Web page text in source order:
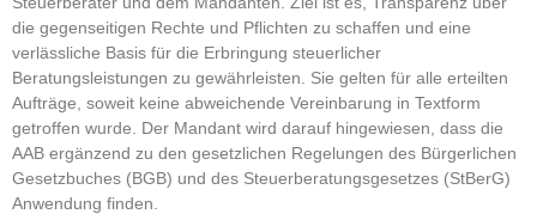
die gegenseitigen Rechte und Pflichten zu schaffen und eine
verlässliche Basis für die Erbringung steuerlicher
Beratungsleistungen zu gewährleisten. Sie gelten für alle erteilten
Aufträge, soweit keine abweichende Vereinbarung in Textform
getroffen wurde. Der Mandant wird darauf hingewiesen, dass die
AAB ergänzend zu den gesetzlichen Regelungen des Bürgerlichen
Gesetzbuches (BGB) und des Steuerberatungsgesetzes (StBerG)
Anwendung finden.